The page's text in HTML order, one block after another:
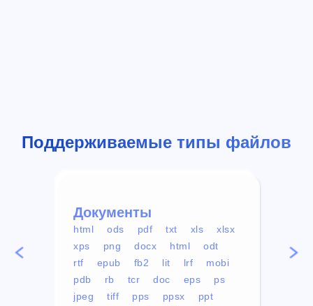
Поддерживаемые типы файлов
Документы
html ods pdf txt xls
xlsx
xps
png docx html
odt
rtf
epub fb2 lit lrf
mobi
pdb
rb tcr doc eps
ps
jpeg
tiff pps ppsx
ppt
mp4